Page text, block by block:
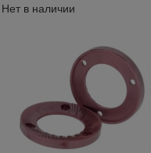
Нет в наличии